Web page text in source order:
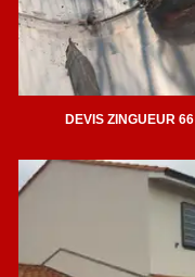
DEVIS ZINGUEUR 66